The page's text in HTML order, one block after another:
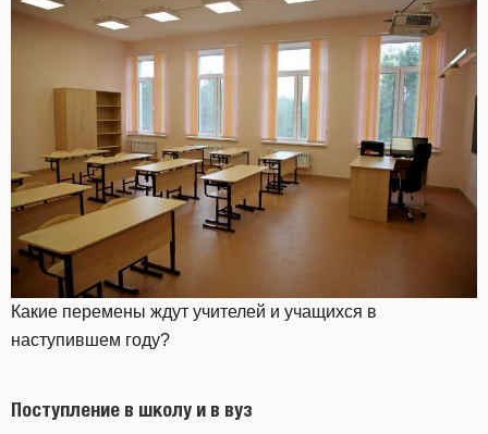
Какие перемены ждут учителей и учащихся в
наступившем году?
Поступление в школу и в вуз